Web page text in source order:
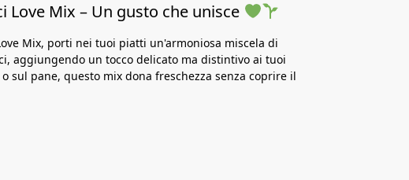
Mix – Un gusto che unisce
Mix, porti nei tuoi piatti un'armoniosa miscela di
aggiungendo un tocco delicato ma distintivo ai tuoi
sul pane, questo mix dona freschezza senza coprire il